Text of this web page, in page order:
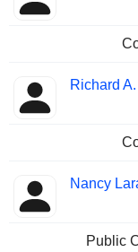
Richard
Nancy
Public